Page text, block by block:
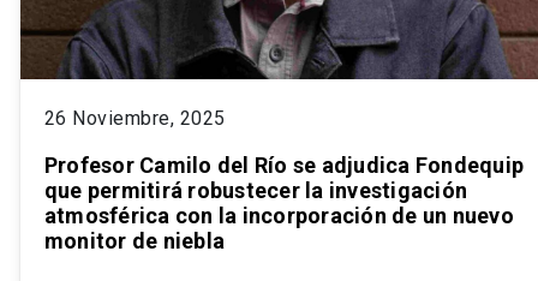
26 Noviembre, 2025
Profesor Camilo del Río se adjudica Fondequip
que permitirá robustecer la investigación
atmosférica con la incorporación de un nuevo
monitor de niebla